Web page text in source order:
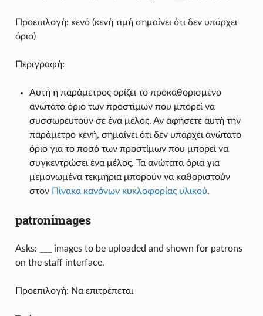
Προεπιλογή: κενό (κενή τιμή σημαίνει ότι δεν υπάρχει
όριο)
Περιγραφή:
Αυτή η παράμετρος ορίζει το προκαθορισμένο
ανώτατο όριο των προστίμων που μπορεί να
συσσωρευτούν σε ένα μέλος. Αν αφήσετε αυτή την
παράμετρο κενή, σημαίνει ότι δεν υπάρχει ανώτατο
όριο για το ποσό των προστίμων που μπορεί να
συγκεντρώσει ένα μέλος. Τα ανώτατα όρια για
μεμονωμένα τεκμήρια μπορούν να καθοριστούν
στον Πίνακα κανόνων κυκλοφορίας υλικού.
patronimages
Asks: ___ images to be uploaded and shown for patrons
on the staff interface.
Προεπιλογή: Να επιτρέπεται